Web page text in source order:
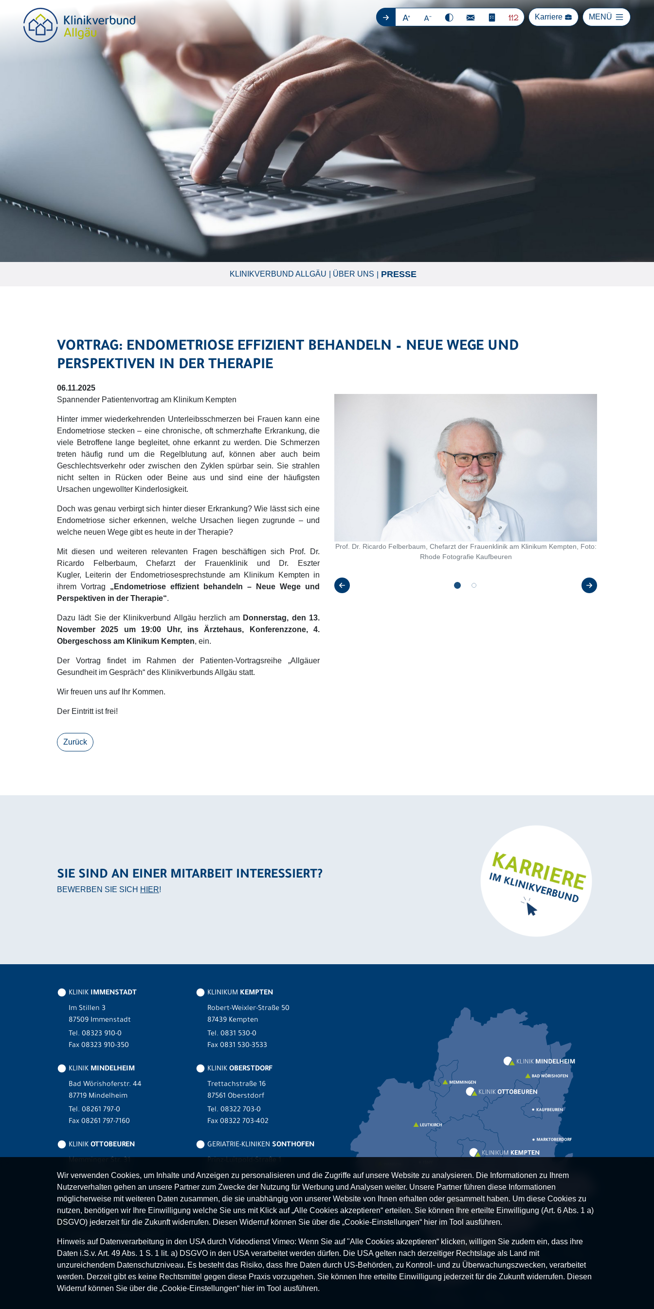
Karriere MENÜ
KLINIKVERBUND ALLGÄU ÜBER UNS PRESSE
VORTRAG: ENDOMETRIOSE EFFIZIENT BEHANDELN – NEUE WEGE UND
PERSPEKTIVEN IN DER THERAPIE
06.11.2025
Spannender Patientenvortrag am Klinikum Kempten
Hinter immer wiederkehrenden Unterleibsschmerzen bei Frauen kann eine
Endometriose stecken – eine chronische, oft schmerzhafte Erkrankung, die
viele Betroffene lange begleitet, ohne erkannt zu werden. Die Schmerzen
treten häufig rund um die Regelblutung auf, können aber auch beim
Geschlechtsverkehr oder zwischen den Zyklen spürbar sein. Sie strahlen
nicht selten in Rücken oder Beine aus und sind eine der häufigsten
Ursachen ungewollter Kinderlosigkeit.
Doch was genau verbirgt sich hinter dieser Erkrankung? Wie lässt sich eine
Endometriose sicher erkennen, welche Ursachen liegen zugrunde – und
welche neuen Wege gibt es heute in der Therapie?
Mit diesen und weiteren relevanten Fragen beschäftigen sich Prof. Dr.
Ricardo Felberbaum, Chefarzt der Frauenklinik und Dr. Eszter
Kugler, Leiterin der Endometriosesprechstunde am Klinikum Kempten in
ihrem Vortrag „Endometriose effizient behandeln – Neue Wege und
Perspektiven in der Therapie“.
Dazu lädt Sie der Klinikverbund Allgäu herzlich am Donnerstag, den 13.
November 2025 um 19:00 Uhr, ins Ärztehaus, Konferenzzone, 4.
Obergeschoss am Klinikum Kempten, ein.
Der Vortrag findet im Rahmen der Patienten-Vortragsreihe „Allgäuer
Gesundheit im Gespräch“ des Klinikverbunds Allgäu statt.
Wir freuen uns auf Ihr Kommen.
Der Eintritt ist frei!
Dr. Eszter Kugler, Leiterin der Endometriosesprechstunde am Klinikum Kempten,
Foto: Rhode Fotografie Kaufbeuren
Prof. Dr. Ricardo Felberbaum, Chefarzt der Frauenklinik am Klinikum Kempten, Foto:
Rhode Fotografie Kaufbeuren
Zurück
SIE SIND AN EINER MITARBEIT INTERESSIERT?
BEWERBEN SIE SICH HIER!
KLINIK IMMENSTADT
Im Stillen 3
87509 Immenstadt
Tel. 08323 910-0
Fax 08323 910-350
KLINIK MINDELHEIM
Bad Wörishoferstr. 44
87719 Mindelheim
Tel. 08261 797-0
Fax 08261 797-7160
KLINIK OTTOBEUREN
87724 Ottobeuren
Tel.08332 792-0
Fax 08332 792-5416
KLINIKUM KEMPTEN
Robert-Weixler-Straße 50
87439 Kempten
Tel. 0831 530-0
Fax 0831 530-3533
KLINIK OBERSTDORF
Trettachstraße 16
87561 Oberstdorf
Tel. 08322 703-0
Fax 08322 703-402
GERIATRIE-KLINIKEN SONTHOFEN
87527 Sonthofen
Tel.08321 804-0
Fax 08321 804-119
MVZ-FACHPRAXENVERBUNDALLGÄU
Klinikverbund Allgäu gGmbH
Im Stillen 2
87509 Immenstadt
www.mvz-fachpraxenverbund-allgaeu.de
Wir verwenden Cookies, um Inhalte und Anzeigen zu personalisieren und die Zugriffe auf unsere Website zu analysieren. Die Informationen zu Ihrem
Nutzerverhalten gehen an unsere Partner zum Zwecke der Nutzung für Werbung und Analysen weiter. Unsere Partner führen diese Informationen
möglicherweise mit weiteren Daten zusammen, die sie unabhängig von unserer Website von Ihnen erhalten oder gesammelt haben. Um diese Cookies zu
nutzen, benötigen wir Ihre Einwilligung welche Sie uns mit Klick auf „Alle Cookies akzeptieren“ erteilen. Sie können Ihre erteilte Einwilligung (Art. 6 Abs. 1 a)
DSGVO) jederzeit für die Zukunft widerrufen. Diesen Widerruf können Sie über die „Cookie-Einstellungen“ hier im Tool ausführen.
Hinweis auf Datenverarbeitung in den USA durch Videodienst Vimeo: Wenn Sie auf "Alle Cookies akzeptieren“ klicken, willigen Sie zudem ein, dass ihre
Daten i.S.v. Art. 49 Abs. 1 S. 1 lit. a) DSGVO in den USA verarbeitet werden dürfen. Die USA gelten nach derzeitiger Rechtslage als Land mit
unzureichendem Datenschutzniveau. Es besteht das Risiko, dass Ihre Daten durch US-Behörden, zu Kontroll- und zu Überwachungszwecken, verarbeitet
werden. Derzeit gibt es keine Rechtsmittel gegen diese Praxis vorzugehen. Sie können Ihre erteilte Einwilligung jederzeit für die Zukunft widerrufen. Diesen
Widerruf können Sie über die „Cookie-Einstellungen“ hier im Tool ausführen.